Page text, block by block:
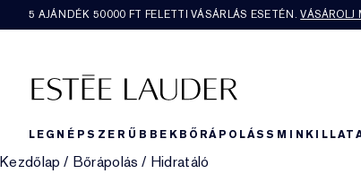
5 AJÁNDÉK 50000​ FT FELETTI VÁSÁRLÁS ESETÉN.VÁSÁROLJ
LEGNÉPSZERŰBBEKBŐRÁPOLÁSSMINKILLAT
Kezdőlap / Bőrápolás / Hidratáló